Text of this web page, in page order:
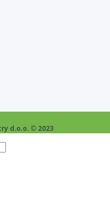
d.o.o. © 2023